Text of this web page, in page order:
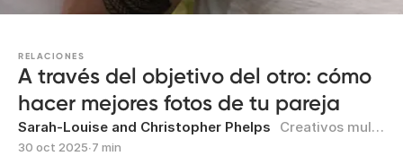
RELACIONES
A través del objetivo del otro: cómo
hacer mejores fotos de tu pareja
Sarah-Louise and Christopher Phelps Creativos multidisciplinares
30 oct 2025∙7 min